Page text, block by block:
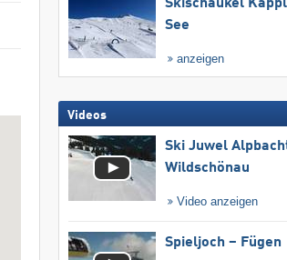
Skischaukel
See
anzeigen
Videos
Ski Juwel
Wildschönau
Video anzeigen
Spieljoch – Fügen